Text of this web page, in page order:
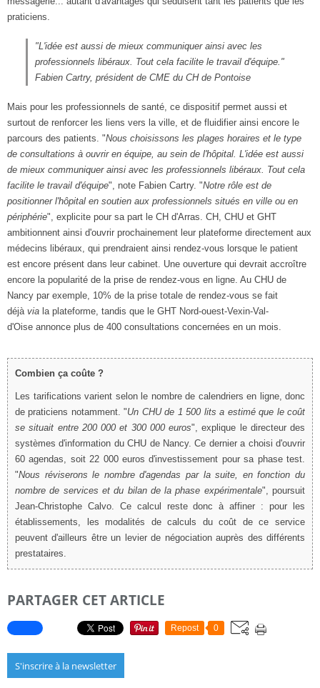
praticiens.
"L'idée est aussi de mieux communiquer ainsi avec les
professionnels libéraux. Tout cela facilite le travail d'équipe. "
Fabien Cartry, président de CME du CH de Pontoise
Mais pour les professionnels de santé, ce dispositif permet aussi et
surtout de renforcer les liens vers la ville, et de fluidifier ainsi encore le
parcours des patients. "Nous choisissons les plages horaires et le type
de consultations à ouvrir en équipe, au sein de l'hôpital. L'idée est aussi
de mieux communiquer ainsi avec les professionnels libéraux. Tout cela
facilite le travail d'équipe", note Fabien Cartry. "Notre rôle est de
positionner l'hôpital en soutien aux professionnels situés en ville ou en
périphérie", explicite pour sa part le CH d'Arras. CH, CHU et GHT
ambitionnent ainsi d'ouvrir prochainement leur plateforme directement aux
médecins libéraux, qui prendraient ainsi rendez-vous lorsque le patient
est encore présent dans leur cabinet. Une ouverture qui devrait accroître
encore la popularité de la prise de rendez-vous en ligne. Au CHU de
Nancy par exemple, 10% de la prise totale de rendez-vous se fait
déjà via la plateforme, tandis que le GHT Nord-ouest-Vexin-Val-
d'Oise annonce plus de 400 consultations concernées en un mois.
Combien ça coûte ?
Les tarifications varient selon le nombre de calendriers en ligne, donc
de praticiens notamment. "Un CHU de 1 500 lits a estimé que le coût
se situait entre 200 000 et 300 000 euros", explique le directeur des
systèmes d'information du CHU de Nancy. Ce dernier a choisi d'ouvrir
60 agendas, soit 22 000 euros d'investissement pour sa phase test.
"Nous réviserons le nombre d'agendas par la suite, en fonction du
nombre de services et du bilan de la phase expérimentale", poursuit
Jean-Christophe Calvo. Ce calcul reste donc à affiner : pour les
établissements, les modalités de calculs du coût de ce service
peuvent d'ailleurs être un levier de négociation auprès des différents
prestataires.
PARTAGER CET ARTICLE
Repost 0
S'inscrire à la newsletter